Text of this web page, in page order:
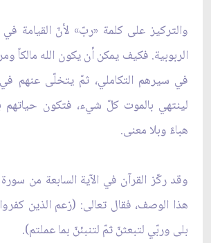
والتركيز على كلمة «ربّ» لأنّ القيامة
الربوبية. فكيف يمكن أن يكون الله مالكاً
في سيرهم التكاملي، ثمّ يتخلّى عنهم
لينتهي بالموت كلّ شيء، فتكون
هباءً وبلا معنى.
وقد ركّز القرآن في الآية السابعة من
هذا الوصف، فقال تعالى: (زعم الذين
بلى وربّي لتبعثنّ ثمّ لتنبئنّ بما عملتم).